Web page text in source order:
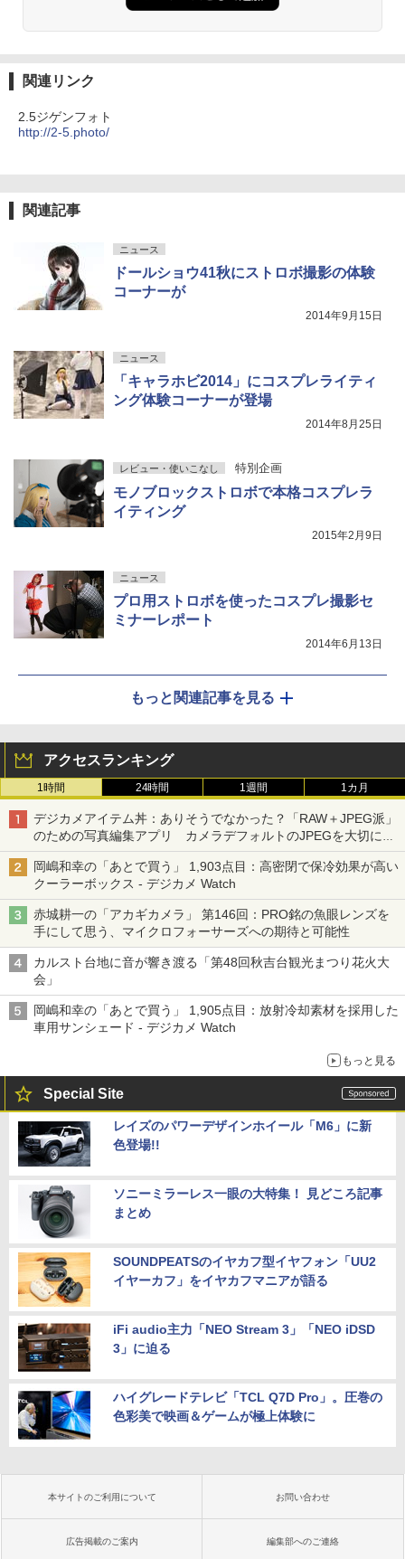
関連リンク
2.5ジゲンフォト
http://2-5.photo/
関連記事
ニュース
ドールショウ41秋にストロボ撮影の体験
コーナーが
2014年9月15日
ニュース
「キャラホビ2014」にコスプレライティ
ング体験コーナーが登場
2014年8月25日
レビュー・使いこなし 特別企画
モノブロックストロボで本格コスプレラ
イティング
2015年2月9日
ニュース
プロ用ストロボを使ったコスプレ撮影セ
ミナーレポート
2014年6月13日
もっと関連記事を見る
アクセスランキング
1時間 24時間 1週間 1カ月
デジカメアイテム丼：ありそうでなかった？「RAW＋JPEG派」
のための写真編集アプリ カメラデフォルトのJPEGを大切にす
る「Filmator」
岡嶋和幸の「あとで買う」 1,903点目：高密閉で保冷効果が高い
クーラーボックス - デジカメ Watch
赤城耕一の「アカギカメラ」 第146回：PRO銘の魚眼レンズを
手にして思う、マイクロフォーサーズへの期待と可能性
カルスト台地に音が響き渡る「第48回秋吉台観光まつり花火大
会」
岡嶋和幸の「あとで買う」 1,905点目：放射冷却素材を採用した
車用サンシェード - デジカメ Watch
もっと見る
Special Site
レイズのパワーデザインホイール「M6」に新
色登場!!
ソニーミラーレス一眼の大特集！ 見どころ記事
まとめ
SOUNDPEATSのイヤカフ型イヤフォン「UU2
イヤーカフ」をイヤカフマニアが語る
iFi audio主力「NEO Stream 3」「NEO iDSD
3」に迫る
ハイグレードテレビ「TCL Q7D Pro」。圧巻の
色彩美で映画＆ゲームが極上体験に
本サイトのご利用について お問い合わせ
広告掲載のご案内 編集部へのご連絡